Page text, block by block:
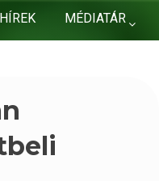
HÍREK MÉDIATÁR